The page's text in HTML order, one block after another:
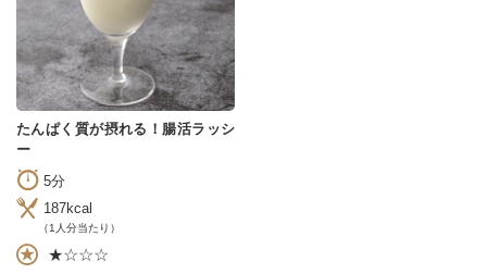
たんぱく質が摂れる！腸活ラッシ
ー
5分
187kcal
（1人分当たり）
★☆☆☆